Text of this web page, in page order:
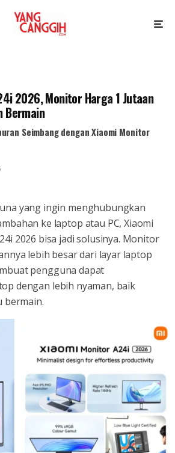
2026, Monitor Harga 1 Jutaan
Bermain
Seimbang dengan Xiaomi Monitor
yang ingin menghubungkan
ke laptop atau PC, Xiaomi
2026 bisa jadi solusinya. Monitor
lebih besar dari layar laptop
pengguna dapat
dengan lebih nyaman, baik
bermain.